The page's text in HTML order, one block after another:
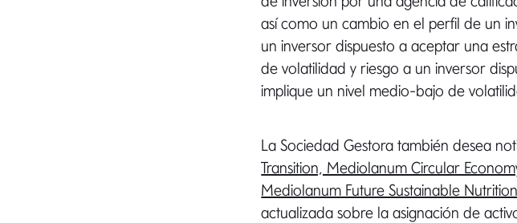
así como un cambio en el perfil de un
un inversor dispuesto a aceptar una
de volatilidad y riesgo a un inversor
implique un nivel medio-bajo de
La Sociedad Gestora también desea
Transition, Mediolanum Circular
Mediolanum Future Sustainable
actualizada sobre la asignación de